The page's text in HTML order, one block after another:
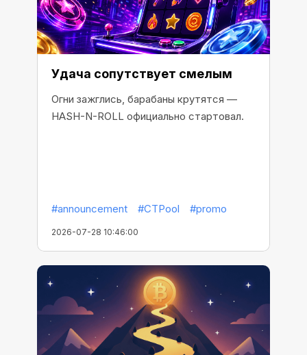
Удача сопутствует смелым
Огни зажглись, барабаны крутятся —
HASH-N-ROLL официально стартовал.
#announcement #CTPool #promo
2026-07-28 10:46:00